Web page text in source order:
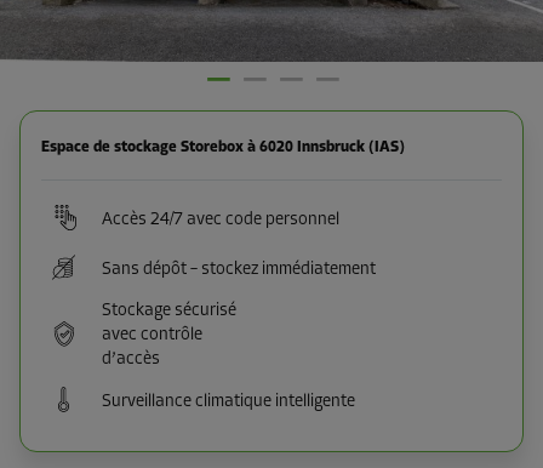
Espace de stockage Storebox à 6020 Innsbruck (IAS)
Accès 24/7 avec code personnel
Sans dépôt – stockez immédiatement
Stockage sécurisé
avec contrôle
d’accès
Surveillance climatique intelligente